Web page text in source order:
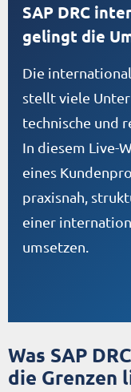
SAP DRC
gelingt die
Die
stellt viele
technische und
In diesem Live-
eines
praxisnah,
einer
umsetzen.
Was SAP
die Grenzen